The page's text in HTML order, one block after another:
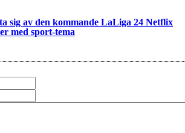
sig av den kommande LaLiga 24 Netflix
med sport-tema